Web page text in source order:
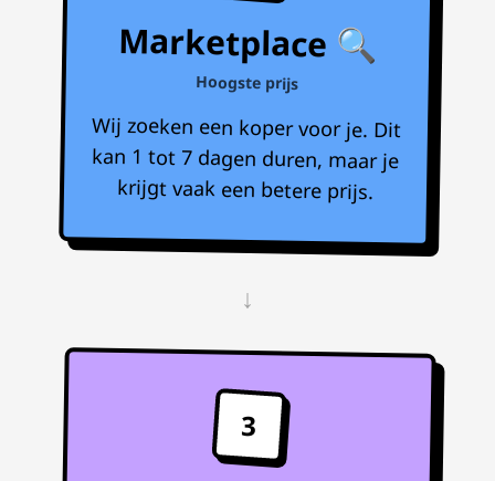
Marketplace 🔍
Hoogste prijs
Wij zoeken een koper voor je. Dit
kan 1 tot 7 dagen duren, maar je
krijgt vaak een betere prijs.
↓
3